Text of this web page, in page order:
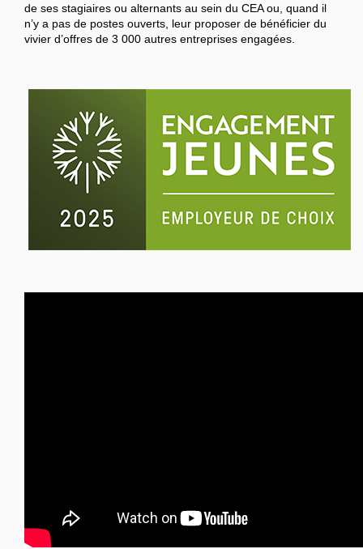
de ses stagiaires ou alternants au sein du CEA ou, quand il
n’y a pas de postes ouverts, leur proposer de bénéficier du
vivier d’offres de 3 000 autres entreprises engagées.